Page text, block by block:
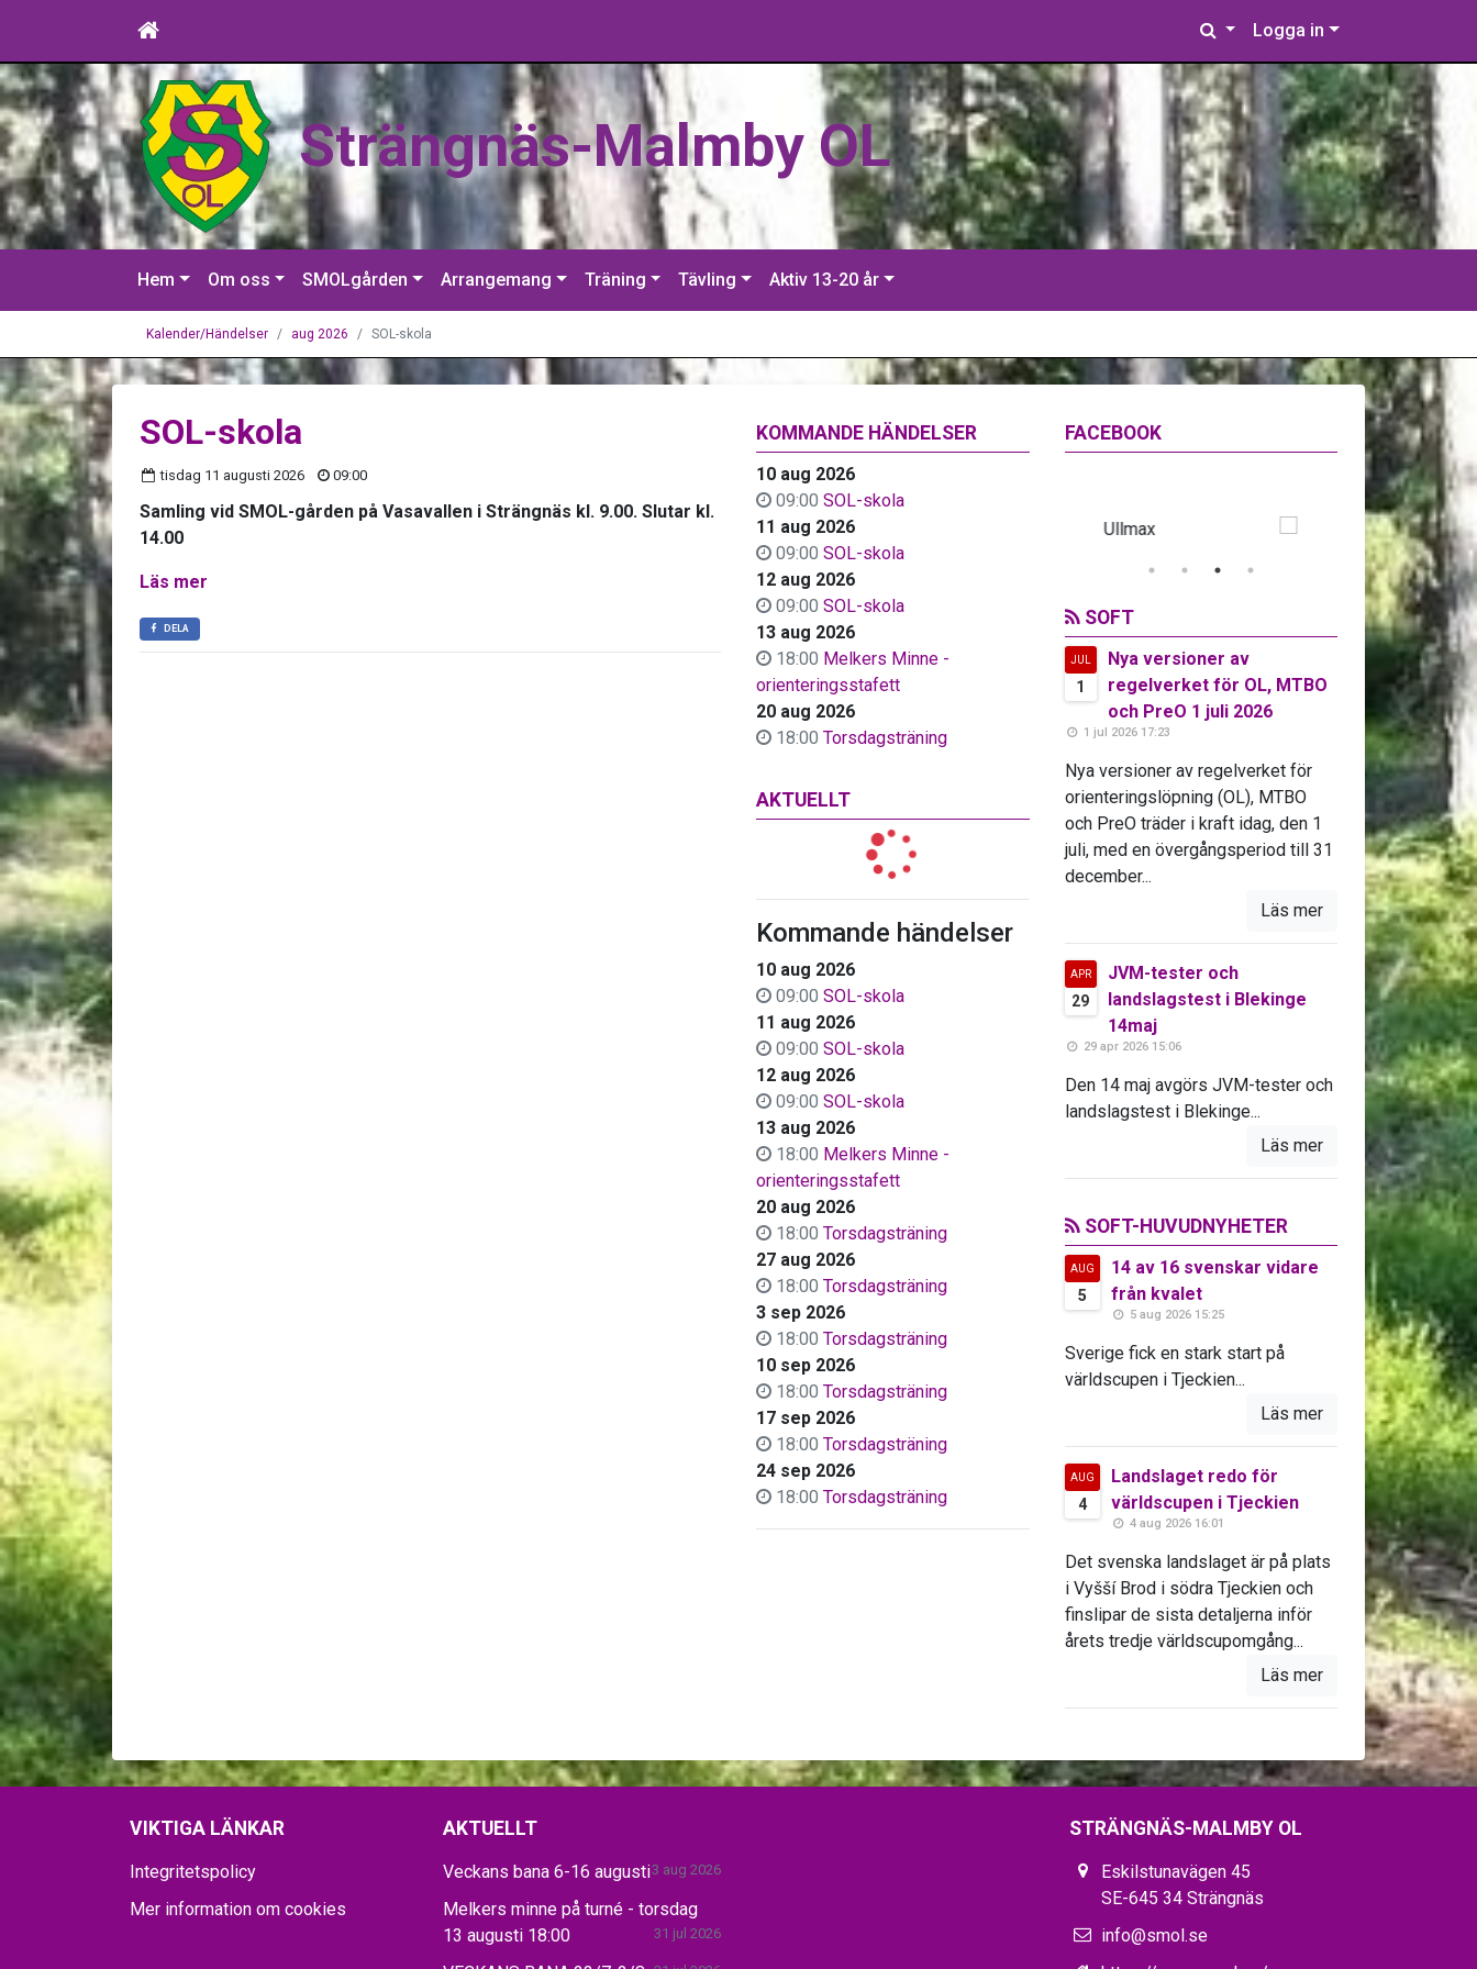
Logga in
Strängnäs-Malmby OL
Hem Om oss SMOLgården Arrangemang Träning Tävling Aktiv 13-20 år
Kalender/Händelser aug 2026 SOL-skola
KOMMANDE HÄNDELSER
10 aug 2026
09:00 SOL-skola
11 aug 2026
09:00 SOL-skola
12 aug 2026
09:00 SOL-skola
13 aug 2026
18:00 Melkers Minne -
orienteringsstafett
20 aug 2026
18:00 Torsdagsträning
AKTUELLT
Kommande händelser
10 aug 2026
09:00 SOL-skola
11 aug 2026
09:00 SOL-skola
12 aug 2026
09:00 SOL-skola
13 aug 2026
18:00 Melkers Minne -
orienteringsstafett
20 aug 2026
18:00 Torsdagsträning
27 aug 2026
18:00 Torsdagsträning
3 sep 2026
18:00 Torsdagsträning
10 sep 2026
18:00 Torsdagsträning
17 sep 2026
18:00 Torsdagsträning
24 sep 2026
18:00 Torsdagsträning
SOL-skola
tisdag 11 augusti 2026 09:00
Samling vid SMOL-gården på Vasavallen i Strängnäs kl. 9.00. Slutar kl.
14.00
Läs mer
DELA
FACEBOOK
SOFT
JUL
1
Nya versioner av
regelverket för OL, MTBO
och PreO 1 juli 2026
1 jul 2026 17:23
Nya versioner av regelverket för
orienteringslöpning (OL), MTBO
och PreO träder i kraft idag, den 1
juli, med en övergångsperiod till 31
december...
Läs mer
APR
29
JVM-tester och
landslagstest i Blekinge
14maj
29 apr 2026 15:06
Den 14 maj avgörs JVM-tester och
landslagstest i Blekinge...
Läs mer
SOFT-HUVUDNYHETER
AUG
5
14 av 16 svenskar vidare
från kvalet
5 aug 2026 15:25
Sverige fick en stark start på
världscupen i Tjeckien...
Läs mer
AUG
4
Landslaget redo för
världscupen i Tjeckien
4 aug 2026 16:01
Det svenska landslaget är på plats
i Vyšší Brod i södra Tjeckien och
finslipar de sista detaljerna inför
årets tredje världscupomgång...
Läs mer
VIKTIGA LÄNKAR
Integritetspolicy
Mer information om cookies
AKTUELLT
Veckans bana 6-16 augusti3 aug 2026
Melkers minne på turné - torsdag
13 augusti 18:00
31 jul 2026
STRÄNGNÄS-MALMBY OL
Eskilstunavägen 45
SE-645 34 Strängnäs
info@smol.se